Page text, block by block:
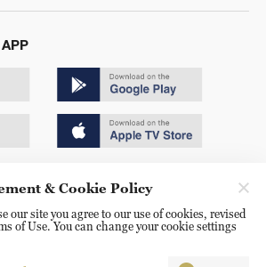
号
& Cookie Policy
our site you agree to our use of cookies, revised
of Use. You can change your cookie settings